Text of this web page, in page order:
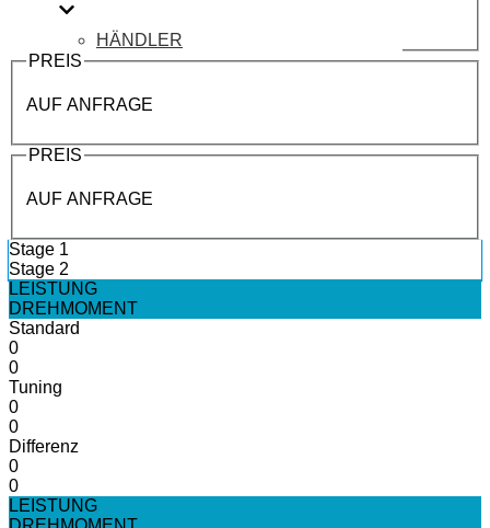
HÄNDLER
AUF ANFRAGE
PREIS
AUF ANFRAGE
PREIS
AUF ANFRAGE
Stage 1
Stage 2
LEISTUNG
DREHMOMENT
Standard
0
0
Tuning
0
0
Differenz
0
0
LEISTUNG